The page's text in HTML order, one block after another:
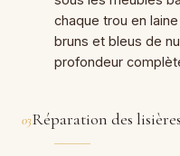
chaque trou en
bruns et bleus de
profondeur
03Réparation des